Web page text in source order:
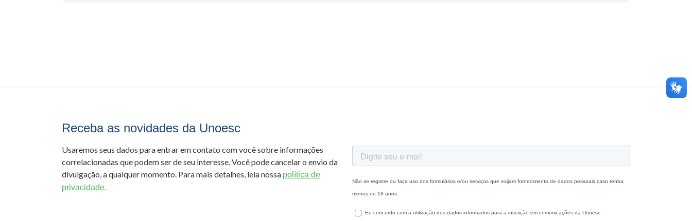
Receba as novidades da Unoesc
Usaremos seus dados para entrar em contato com você sobre informações
correlacionadas que podem ser de seu interesse. Você pode cancelar o envio da
divulgação, a qualquer momento. Para mais detalhes, leia nossa política de
privacidade.